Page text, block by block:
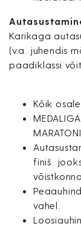
Karikaga
(v.a. juhendis
paadiklassi
Kõik
finiš
vahel.